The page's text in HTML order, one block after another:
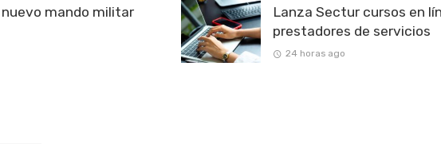
mando militar
Lanza Sectur cursos en
prestadores de servicios
24 horas ago